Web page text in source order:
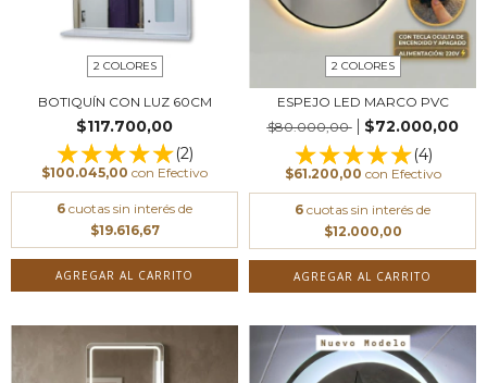
2 COLORES
BOTIQUÍN CON LUZ 60CM
$117.700,00
(2)
$100.045,00 con Efectivo
6 cuotas sin interés de
$19.616,67
AGREGAR AL CARRITO
2 COLORES
ESPEJO LED MARCO PVC
$80.000,00
$72.000,00
(4)
$61.200,00 con Efectivo
6 cuotas sin interés de
$12.000,00
AGREGAR AL CARRITO